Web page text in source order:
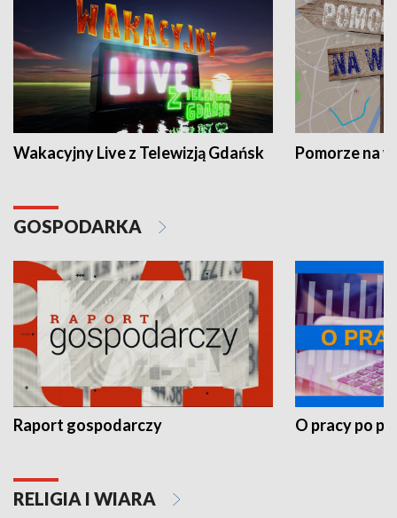
Wakacyjny Live z Telewizją Gdańsk Pomorze na
GOSPODARKA
Raport gospodarczy O pracy po
RELIGIA I WIARA